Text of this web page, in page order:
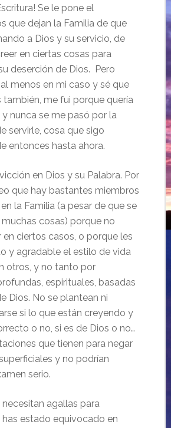
Se le pone el
que dejan la Familia de que
a Dios y su servicio, de
en ciertas cosas para
deserción de Dios. Pero
menos en mi caso y sé que
también, me fui porque quería
y nunca se me pasó por la
servirle, cosa que sigo
entonces hasta ahora.
en Dios y su Palabra. Por
que hay bastantes miembros
la Familia (a pesar de que se
cosas) porque no
en ciertos casos, o porque les
y agradable el estilo de vida
otros, y no tanto por
espirituales, basadas
Dios. No se plantean ni
si lo que están creyendo y
o no, si es de Dios o no…
que tienen para negar
y no podrían
serio.
necesitan agallas para
estado equivocado en